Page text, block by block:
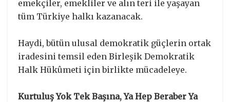
emekçiler, emekliler ve alın teri ile yaşayan
tüm Türkiye halkı kazanacak.
Haydi, bütün ulusal demokratik güçlerin ortak
iradesini temsil eden Birleşik Demokratik
Halk Hükûmeti için birlikte mücadeleye.
Kurtuluş Yok Tek Başına, Ya Hep Beraber Ya